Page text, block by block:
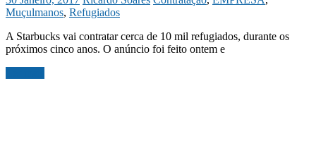
Muçulmanos, Refugiados
A Starbucks vai contratar cerca de 10 mil refugiados, durante os
próximos cinco anos. O anúncio foi feito ontem e